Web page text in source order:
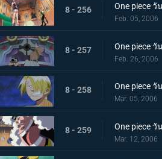
8 - 256
Feb. 05, 2006
8 - 257
Feb. 26, 2006
8 - 258
Mar. 05, 2006
8 - 259
Mar. 12, 2006